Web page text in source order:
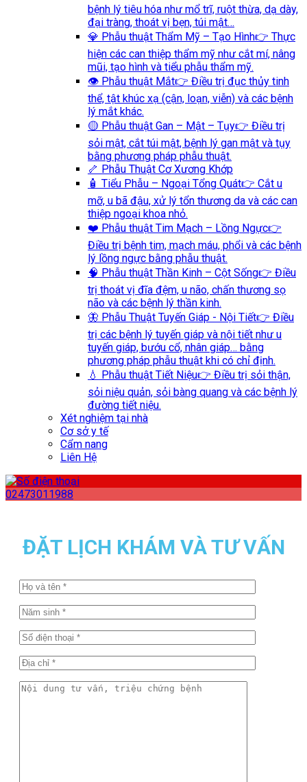
bệnh lý tiêu hóa như mổ trĩ, ruột thừa, dạ dày,
đại tràng, thoát vị bẹn, túi mật…
💎 Phẫu thuật Thẩm Mỹ – Tạo Hình👉 Thực
hiện các can thiệp thẩm mỹ như cắt mí, nâng
mũi, tạo hình và tiểu phẫu thẩm mỹ.
👁️ Phẫu thuật Mắt👉 Điều trị đục thủy tinh
thể, tật khúc xạ (cận, loạn, viễn) và các bệnh
lý mắt khác.
🟡 Phẫu thuật Gan – Mật – Tụy👉 Điều trị
sỏi mật, cắt túi mật, bệnh lý gan mật và tụy
bằng phương pháp phẫu thuật.
🦴 Phẫu Thuật Cơ Xương Khớp
🧴 Tiểu Phẫu – Ngoại Tổng Quát👉 Cắt u
mỡ, u bã đậu, xử lý tổn thương da và các can
thiệp ngoại khoa nhỏ.
❤️ Phẫu thuật Tim Mạch – Lồng Ngực👉
Điều trị bệnh tim, mạch máu, phổi và các bệnh
lý lồng ngực bằng phẫu thuật.
🧠 Phẫu thuật Thần Kinh – Cột Sống👉 Điều
trị thoát vị đĩa đệm, u não, chấn thương sọ
não và các bệnh lý thần kinh.
🦋 Phẫu Thuật Tuyến Giáp - Nội Tiết👉 Điều
trị các bệnh lý tuyến giáp và nội tiết như u
tuyến giáp, bướu cổ, nhân giáp… bằng
phương pháp phẫu thuật khi có chỉ định.
💧 Phẫu thuật Tiết Niệu👉 Điều trị sỏi thận,
sỏi niệu quản, sỏi bàng quang và các bệnh lý
đường tiết niệu.
Xét nghiệm tại nhà
Cơ sở y tế
Cẩm nang
Liên Hệ
02473011988
ĐẶT LỊCH KHÁM VÀ TƯ VẤN